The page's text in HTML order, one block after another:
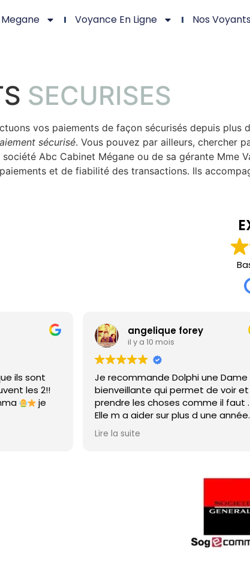
Megane Voyance En Ligne Nos
SECURISES
vos paiements de façon sécurisés depuis plus
sécurisé. Vous pouvez par ailleurs, chercher
Abc Cabinet Mégane ou de sa gérante Mme
et de fiabilité des transactions. Ils
une Dame
de voir et
il faut .
une année
Lo Mhiseg
il y a 11 mois
J’ai consulté Marie-Ange en audio
tel aujourd’hui, le 4 octobre 2025,
je tiens à souligner sa rapidité et
grande perspicacité. Elle a tout
suite su cerner mes situations,
bien sur le plan professionnel que
fois clair et bienveillant.
à voir pour les datations, mais je
ferai un petit retour à ce sujet. En
et la rapidité de cette
Lire la suite